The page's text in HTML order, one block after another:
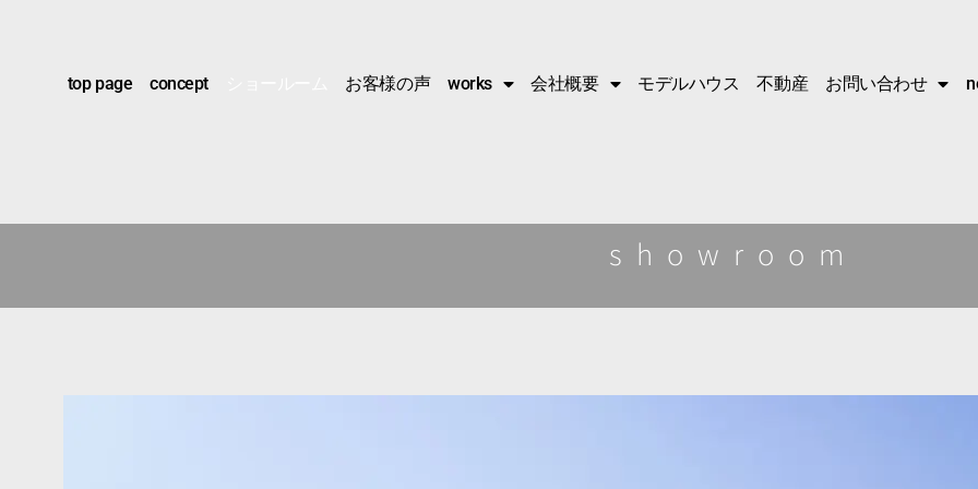
top page concept お客様の声 works 会社概要 モデルハウス 不動産 お問い合わせ
showroom